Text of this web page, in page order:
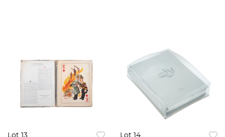
Lot 13 Lot 14